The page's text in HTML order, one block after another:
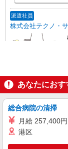
派遣社員
株式会社テクノ・
キー
派遣社員
株式会社テクノ・
あなたにおす
総合病院の清掃
月給 257,400円
港区